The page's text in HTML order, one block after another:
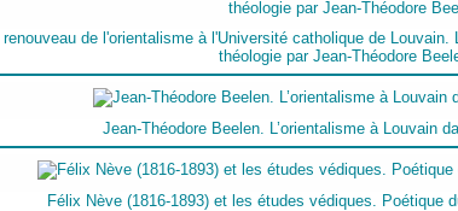
renouveau de l'orientalisme à l'Université catholique de
théologie par Jean-Théodore
Jean-Théodore Beelen. L’orientalisme à Louvain
Félix Nève (1816-1893) et les études védiques. Poétique